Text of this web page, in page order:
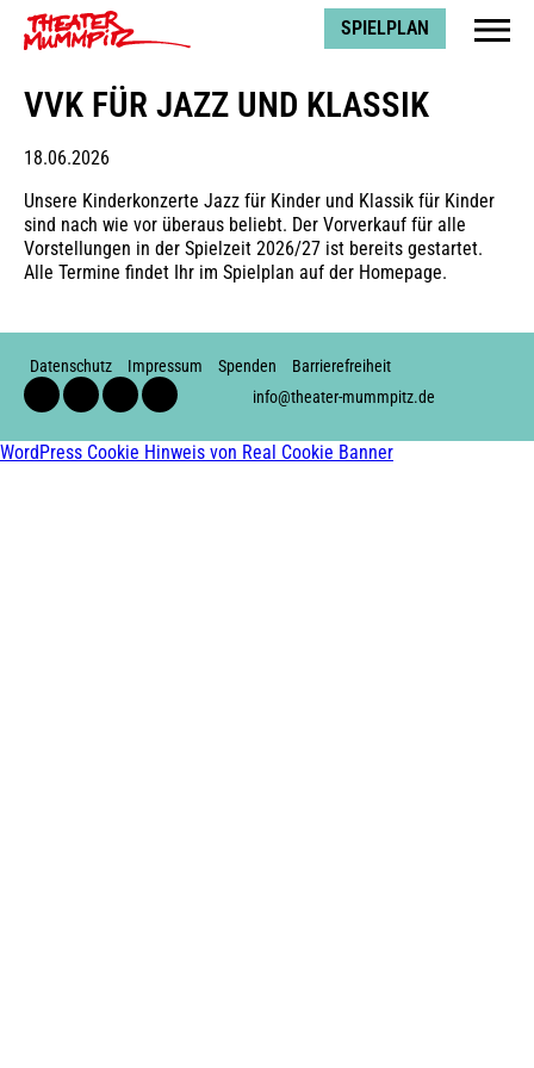
Theater Mummpitz SPIELPLAN
VVK FÜR JAZZ UND KLASSIK
18.06.2026
Unsere Kinderkonzerte Jazz für Kinder und Klassik für Kinder
sind nach wie vor überaus beliebt. Der Vorverkauf für alle
Vorstellungen in der Spielzeit 2026/27 ist bereits gestartet.
Alle Termine findet Ihr im Spielplan auf der Homepage.
Datenschutz Impressum Spenden
Barrierefreiheit
FacebookInstagram
YoutubeSoundcloud info@theater-mummpitz.de
WordPress Cookie Hinweis von Real Cookie Banner